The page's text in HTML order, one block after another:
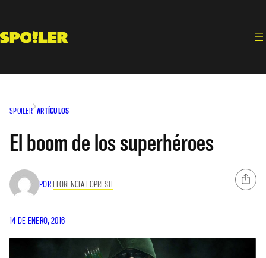
contenido
SPOILER ARTÍCULOS
El boom de los superhéroes
POR FLORENCIA LOPRESTI
14 DE ENERO, 2016